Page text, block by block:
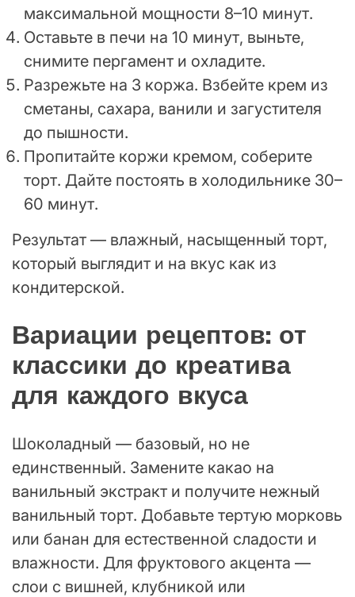
максимальной мощности 8–10 минут.
Оставьте в печи на 10 минут, выньте,
снимите пергамент и охладите.
Разрежьте на 3 коржа. Взбейте крем из
сметаны, сахара, ванили и загустителя
до пышности.
Пропитайте коржи кремом, соберите
торт. Дайте постоять в холодильнике 30–
60 минут.
Результат — влажный, насыщенный торт,
который выглядит и на вкус как из
кондитерской.
Вариации рецептов: от
классики до креатива
для каждого вкуса
Шоколадный — базовый, но не
единственный. Замените какао на
ванильный экстракт и получите нежный
ванильный торт. Добавьте тертую морковь
или банан для естественной сладости и
влажности. Для фруктового акцента —
слои с вишней, клубникой или